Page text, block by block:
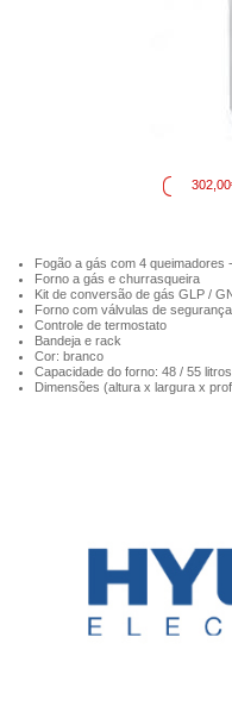
Fogão a gás com 4 queimadores
Forno a gás e churrasqueira
Kit de conversão de gás GLP /
Forno com válvulas de segurança
Controle de termostato
Bandeja e rack
Cor: branco
Capacidade do forno: 48 / 55
Dimensões (altura x largura x